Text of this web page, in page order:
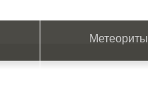
Метеориты